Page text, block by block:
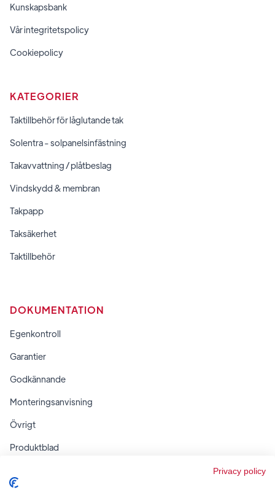
Kunskapsbank
Vår integritetspolicy
Cookiepolicy
KATEGORIER
Taktillbehör för låglutande tak
Solentra - solpanelsinfästning
Takavvattning / plåtbeslag
Vindskydd & membran
Takpapp
Taksäkerhet
Taktillbehör
DOKUMENTATION
Egenkontroll
Garantier
Godkännande
Monteringsanvisning
Övrigt
Produktblad
Privacy policy